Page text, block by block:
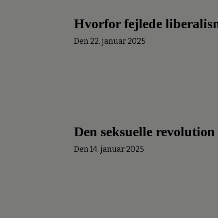
Hvorfor fejlede
Den 22. januar 2025
Den seksuelle revolution
Den 14. januar 2025